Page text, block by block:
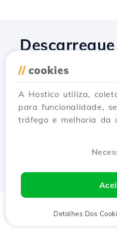
// cookies
A Hostico utiliza,
para funcionalidade,
tráfego e melhoria da
Detalhes Dos
Cliente